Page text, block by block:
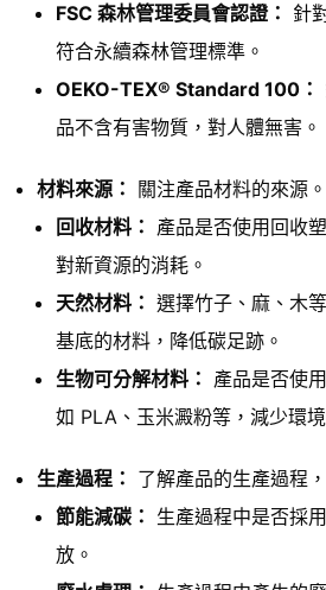
FSC 森林管理委員會認證： 針
符合永續森林管理標準。
OEKO-TEX® Standard 100：
品不含有害物質，對人體無害。
材料來源：
關注產品材料的來源
回收材料： 產品是否使用回收
對新資源的消耗。
天然材料： 選擇竹子、麻、木
基底的材料，降低碳足跡。
生物可分解材料： 產品是否使
如 PLA、玉米澱粉等，減少環境
生產過程： 了解產品的生產過程，
節能減碳： 生產過程中是否採
放。